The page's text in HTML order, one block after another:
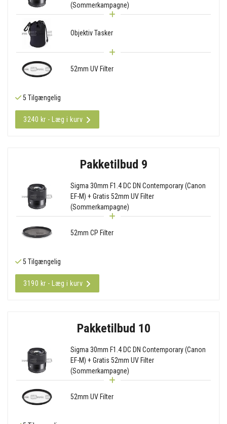
(Sommerkampagne)
Objektiv Tasker
52mm UV Filter
5 Tilgængelig
3240 kr - Læg i kurv
Pakketilbud 9
Sigma 30mm F1.4 DC DN Contemporary (Canon
EF-M) + Gratis 52mm UV Filter
(Sommerkampagne)
52mm CP Filter
5 Tilgængelig
3190 kr - Læg i kurv
Pakketilbud 10
Sigma 30mm F1.4 DC DN Contemporary (Canon
EF-M) + Gratis 52mm UV Filter
(Sommerkampagne)
52mm UV Filter